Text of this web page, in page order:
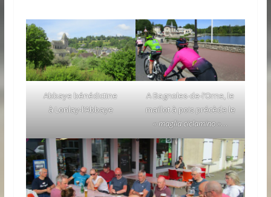
Abbaye bénédictine
à Lonlay-l’Abbaye
A Bagnoles-de-l’Orne, le
maillot à pois précède le
« maglia ciclamino »…